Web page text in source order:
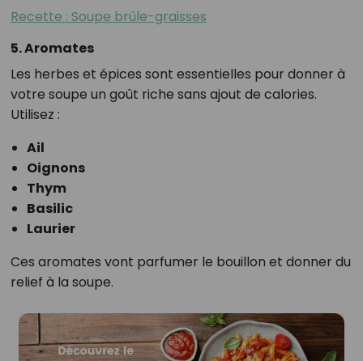
Recette : Soupe brûle-graisses
5. Aromates
Les herbes et épices sont essentielles pour donner à
votre soupe un goût riche sans ajout de calories.
Utilisez :
Ail
Oignons
Thym
Basilic
Laurier
Ces aromates vont parfumer le bouillon et donner du
relief à la soupe.